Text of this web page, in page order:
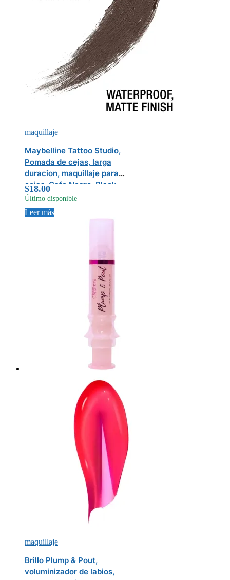
maquillaje
Maybelline Tattoo Studio,
Pomada de cejas, larga
duracion, maquillaje para
cejas, Cafe Negro, Black
Brown (382)
$18.00
Último disponible
Leer más
maquillaje
Brillo Plump & Pout,
voluminizador de labios,